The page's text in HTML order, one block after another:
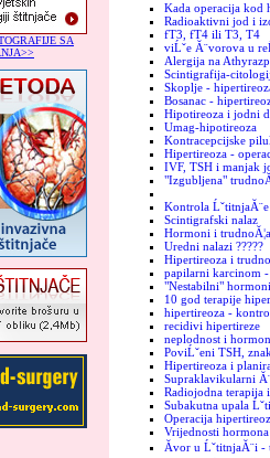
SA
Kada operacija kod
Radioaktivni jod i
fT3, fT4 ili T3, T4
viĹˇe Ă¨vorova u
Alergija na
Scintigrafija-
Skoplje -
Bosanac -
Hipotireoza i jodni
Umag-hipotireoza
Kontracepcijske
Hipertireoza -
IVF, TSH i manjak
"Izgubljena"
Kontrola
Scintigrafski nalaz
Hormoni i trudnoĂ¦a
Uredni nalazi ?????
Hipertireoza i
papilarni karcinom
"Nestabilni" hormoni
10 god terapije
hipertireoza -
recidivi hipertireze
neplodnost i
PoviĹˇeni TSH,
Hipertireoza i
Supraklavikularni
Radiojodna terapija
Subakutna upala
Operacija
Vrijednosti hormona
Ăvor u ĹˇtitnjaĂ¨i -